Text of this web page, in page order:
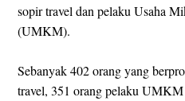
sopir travel dan pelaku Usaha
(UMKM).
Sebanyak 402 orang yang
travel, 351 orang pelaku